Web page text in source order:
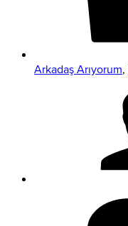
Arkadaş Arıyorum,